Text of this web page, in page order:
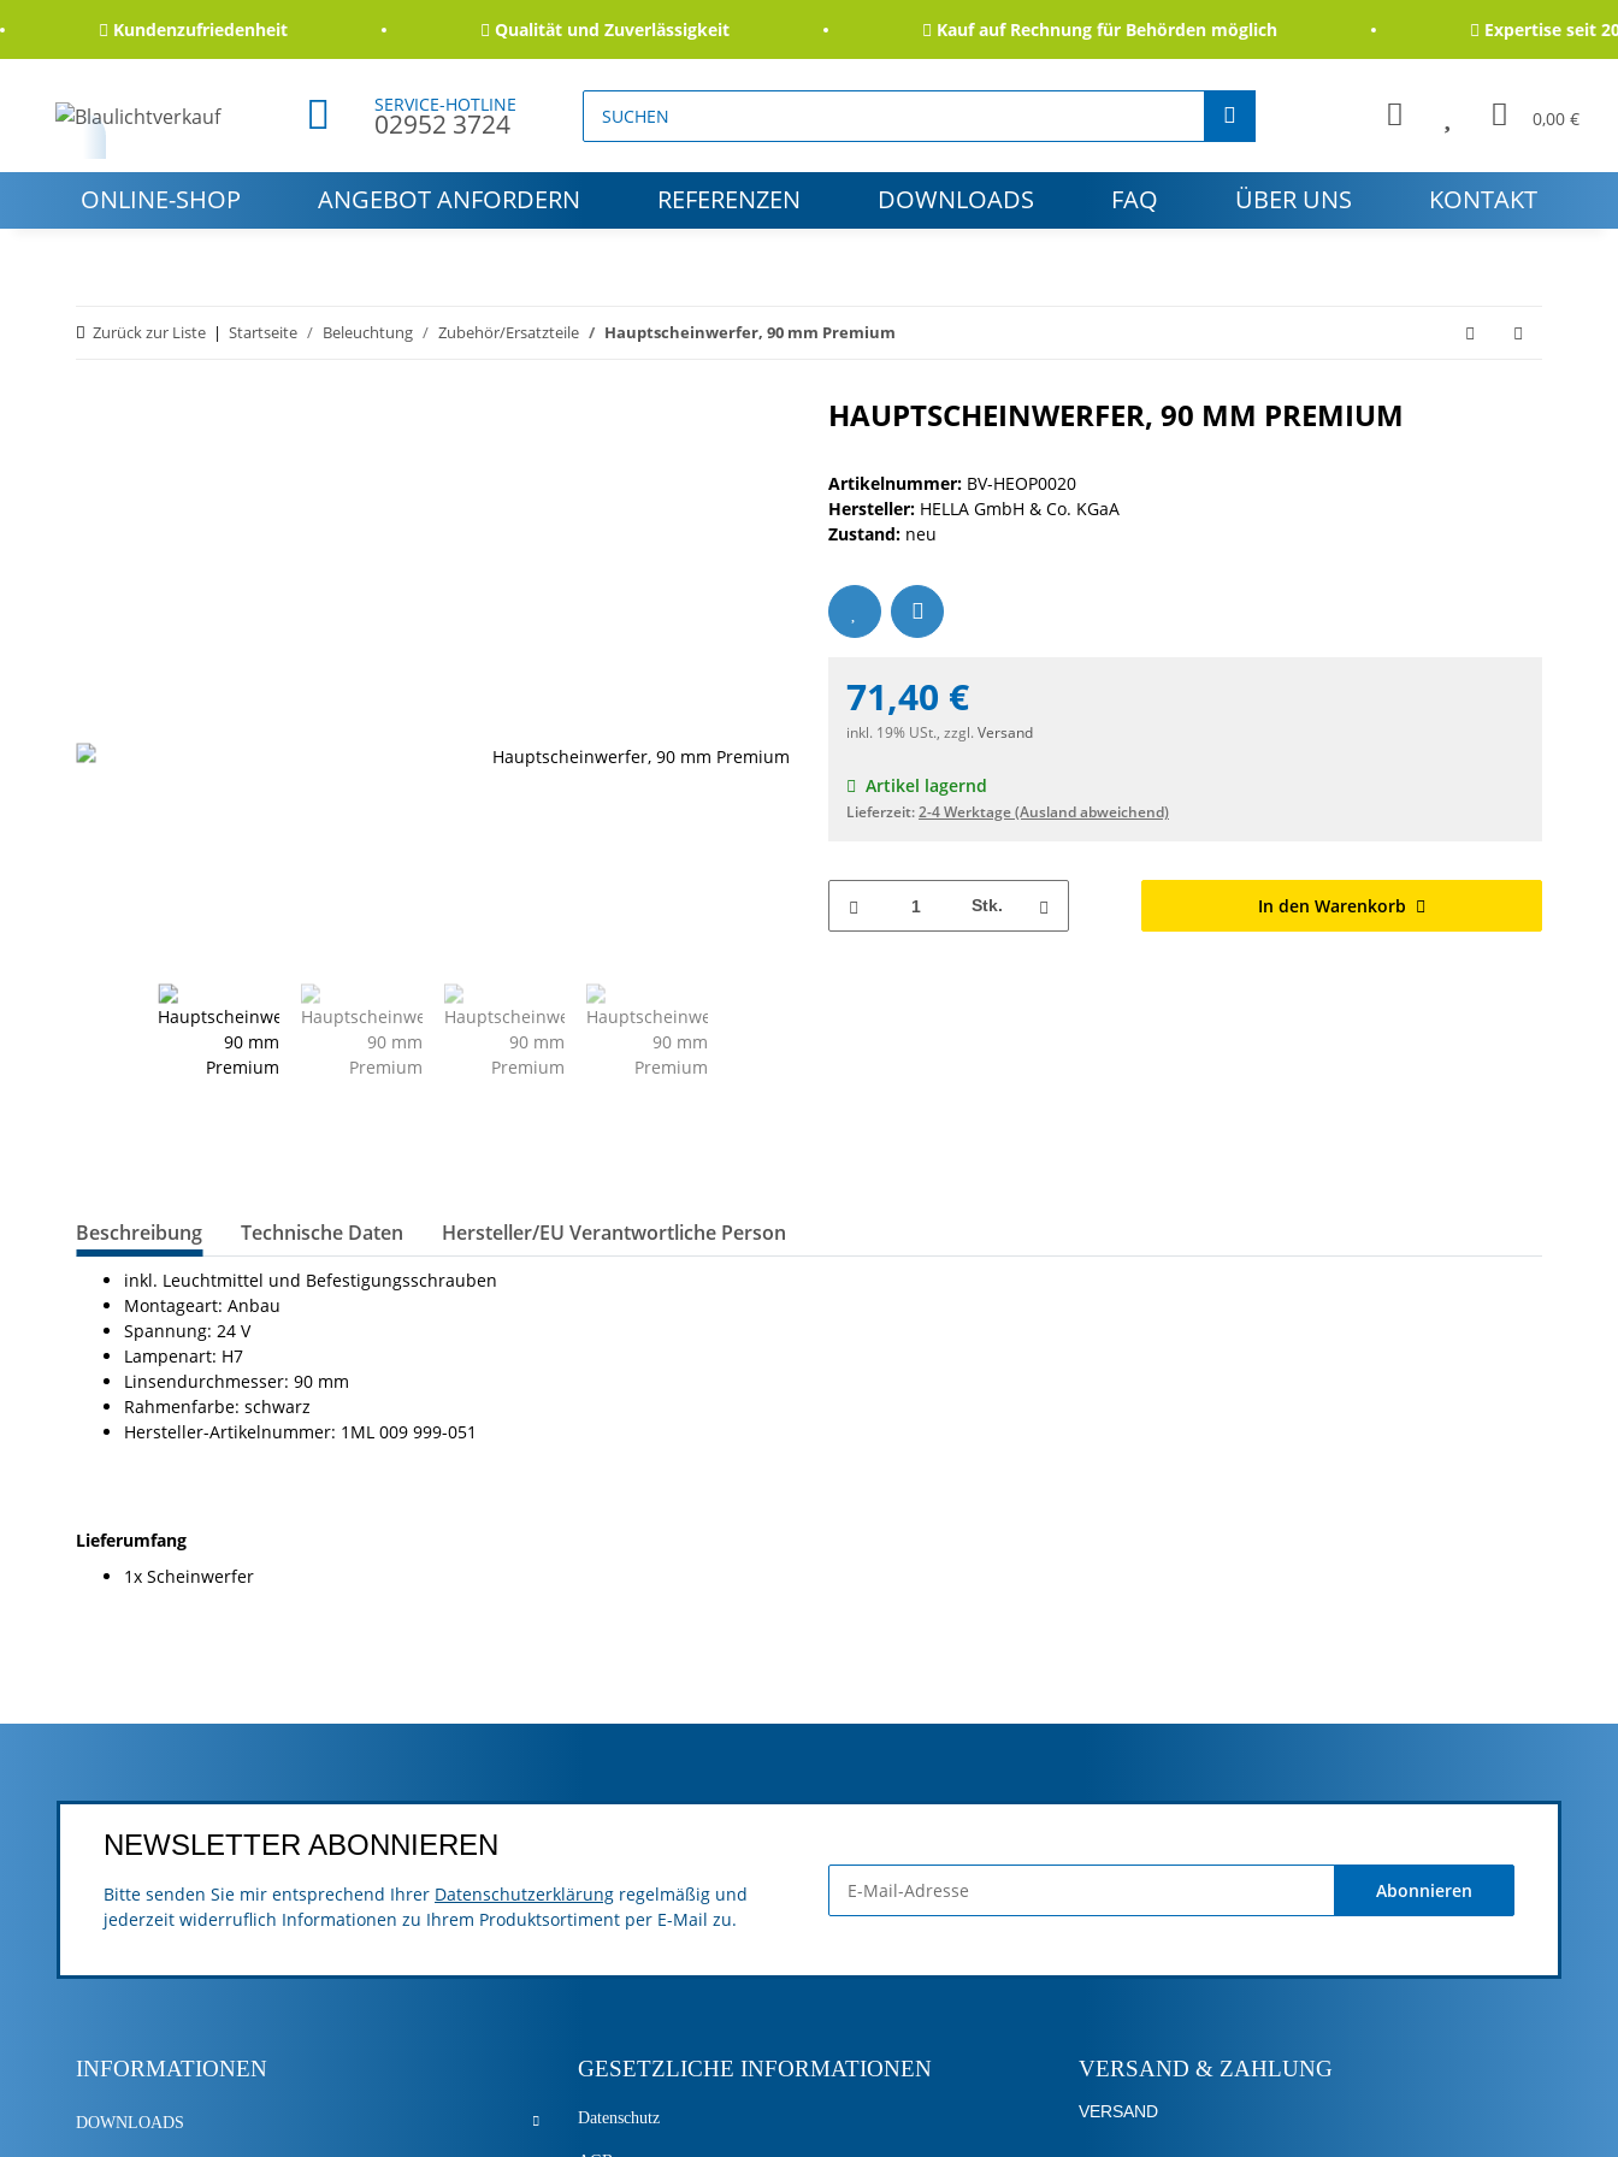
Kundenzufriedenheit Qualität und Zuverlässigkeit Kauf auf Rechnung für Behörden möglich Expertise seit 2006
SERVICE-HOTLINE
02952 3724 0,00 €
ONLINE-SHOP ANGEBOT ANFORDERN REFERENZEN DOWNLOADS FAQ ÜBER UNS KONTAKT
Zurück zur Liste Startseite Beleuchtung Zubehör/Ersatzteile Hauptscheinwerfer, 90 mm Premium
HAUPTSCHEINWERFER, 90 MM PREMIUM
Artikelnummer: BV-HEOP0020
Hersteller: HELLA GmbH & Co. KGaA
Zustand: neu
71,40 €
inkl. 19% USt., zzgl. Versand
Artikel lagernd
Lieferzeit:2-4 Werktage(Ausland abweichend)
Stk. In den Warenkorb
Beschreibung Technische Daten Hersteller/EU Verantwortliche Person
inkl. Leuchtmittel und Befestigungsschrauben
Montageart: Anbau
Spannung: 24 V
Lampenart: H7
Linsendurchmesser: 90 mm
Rahmenfarbe: schwarz
Hersteller-Artikelnummer: 1ML 009 999-051
Lieferumfang
1x Scheinwerfer
NEWSLETTER ABONNIEREN
Bitte senden Sie mir entsprechend Ihrer Datenschutzerklärung regelmäßig und
jederzeit widerruflich Informationen zu Ihrem Produktsortiment per E-Mail zu.
Abonnieren
INFORMATIONEN
DOWNLOADS
GESETZLICHE INFORMATIONEN
Datenschutz
VERSAND & ZAHLUNG
VERSAND